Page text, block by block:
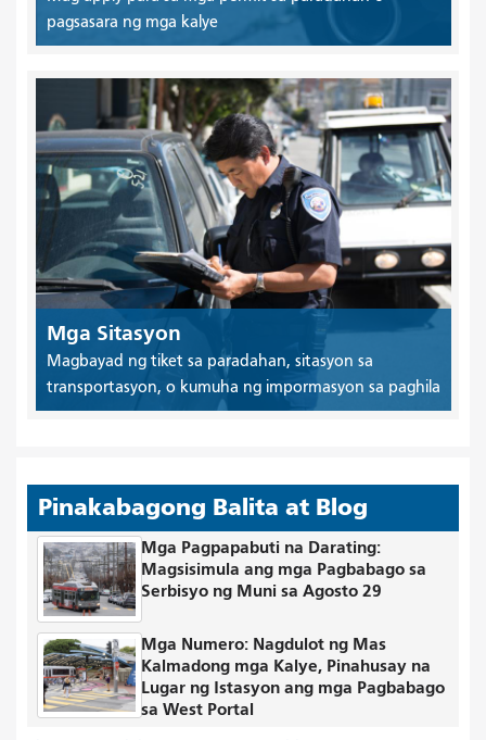
pagsasara ng mga kalye
Mga Sitasyon
Magbayad ng tiket sa paradahan, sitasyon sa
transportasyon, o kumuha ng impormasyon sa paghila
Pinakabagong Balita at Blog
Mga Pagpapabuti na Darating:
Magsisimula ang mga Pagbabago sa
Serbisyo ng Muni sa Agosto 29
Mga Numero: Nagdulot ng Mas
Kalmadong mga Kalye, Pinahusay na
Lugar ng Istasyon ang mga Pagbabago
sa West Portal